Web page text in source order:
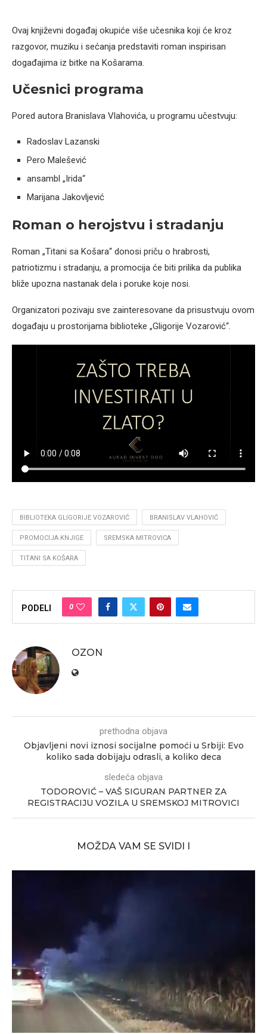
Ovaj književni događaj okupiće više učesnika koji će kroz
razgovor, muziku i sećanja predstaviti roman inspirisan
događajima iz bitke na Košarama.
Učesnici programa
Pored autora Branislava Vlahovića, u programu učestvuju:
Radoslav Lazanski
Pero Malešević
ansambl „Irida“
Marijana Jakovljević
Roman o herojstvu i stradanju
Roman „Titani sa Košara“ donosi priču o hrabrosti,
patriotizmu i stradanju, a promocija će biti prilika da publika
bliže upozna nastanak dela i poruke koje nosi.
Organizatori pozivaju sve zainteresovane da prisustvuju ovom
događaju u prostorijama biblioteke „Gligorije Vozarović“.
BIBLIOTEKA GLIGORIJE VOZAROVIĆ BRANISLAV VLAHOVIĆ
PROMOCIJA KNJIGE SREMSKA MITROVICA
TITANI SA KOŠARA
PODELI 0
OZON
prethodna objava
Objavljeni novi iznosi socijalne pomoći u Srbiji: Evo
koliko sada dobijaju odrasli, a koliko deca
sledeća objava
TODOROVIĆ – VAŠ SIGURAN PARTNER ZA
REGISTRACIJU VOZILA U SREMSKOJ MITROVICI
MOŽDA VAM SE SVIDI I